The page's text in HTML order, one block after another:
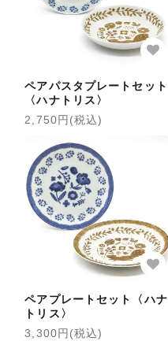
ペアパスタプレートセット
〈ハナトリス〉
2,750円(税込)
ペアプレートセット〈ハナ
トリス〉
3,300円(税込)